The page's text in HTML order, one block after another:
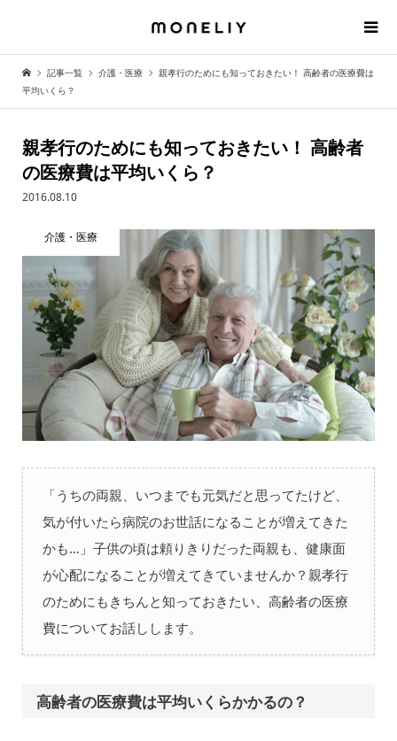
記事一覧 介護・医療
親孝行のためにも知っておきたい！ 高齢者の医療費は
平均いくら？
親孝行のためにも知っておきたい！ 高齢者
の医療費は平均いくら？
2016.08.10
介護・医療
「うちの両親、いつまでも元気だと思ってたけど、
気が付いたら病院のお世話になることが増えてきた
かも…」子供の頃は頼りきりだった両親も、健康面
が心配になることが増えてきていませんか？親孝行
のためにもきちんと知っておきたい、高齢者の医療
費についてお話しします。
高齢者の医療費は平均いくらかかるの？